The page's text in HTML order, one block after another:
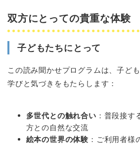
双方にとっての貴重な体験
子どもたちにとって
この読み聞かせプログラムは、子ど
学びと気づきをもたらします：
多世代との触れ合い ：普段接す
方との自然な交流
絵本の世界の体験 ：ご利用者様